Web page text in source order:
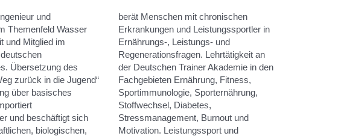
und
Themenfeld Wasser
und Mitglied im
Übersetzung des
zurück in die Jugend“
über basisches
und beschäftigt sich
biologischen,
berät Menschen mit chronischen
Erkrankungen und Leistungssportler in
Ernährungs-, Leistungs- und
Regenerationsfragen. Lehrtätigkeit an
der Deutschen Trainer Akademie in den
Fachgebieten Ernährung, Fitness,
Sportimmunologie, Sporternährung,
Stoffwechsel, Diabetes,
Stressmanagement, Burnout und
Motivation. Leistungssport und